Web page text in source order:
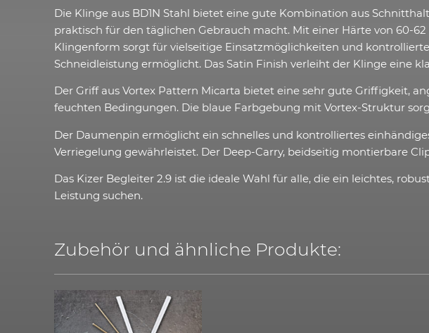
Die Klinge aus BD1N Stahl bietet eine gute Kombination aus
praktisch für den täglichen Gebrauch macht. Mit einer Härte von 60-
Klingenform sorgt für vielseitige Einsatzmöglichkeiten und
Schneidleistung ermöglicht. Das Satin Finish verleiht der Klinge eine
Der Griff aus Vortex Pattern Micarta bietet eine sehr gute Griffigkeit,
feuchten Bedingungen. Die blaue Farbgebung mit Vortex-Struktur
Der Daumenpin ermöglicht ein schnelles und kontrolliertes
Verriegelung gewährleistet. Der Deep-Carry, beidseitig montierbare
Das Kizer Begleiter 2.9 ist die ideale Wahl für alle, die ein leichtes,
Leistung suchen.
Zubehör und ähnliche Produkte: